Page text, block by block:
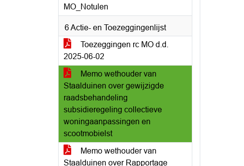
MO_Notulen
6 Actie- en Toezeggingenlijst
Toezeggingen rc MO d.d.
2025-06-02
Memo wethouder van
Staalduinen over gewijzigde
raadsbehandeling
subsidieregeling collectieve
woningaanpassingen en
scootmobielst
Memo wethouder van
Staalduinen over Rapportage